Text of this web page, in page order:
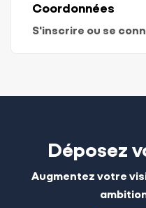
Coordonnées
S'inscrire ou se
Déposez
Augmentez votre